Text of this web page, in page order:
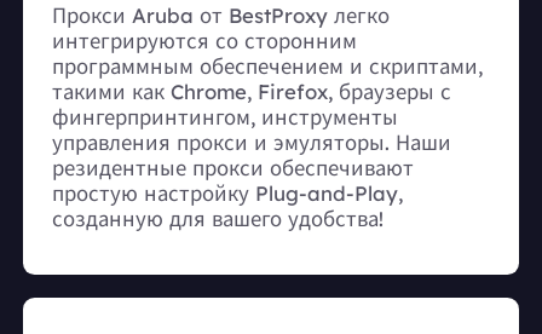
Прокси Aruba от BestProxy легко
интегрируются со сторонним
программным обеспечением и скриптами,
такими как Chrome, Firefox, браузеры с
фингерпринтингом, инструменты
управления прокси и эмуляторы. Наши
резидентные прокси обеспечивают
простую настройку Plug-and-Play,
созданную для вашего удобства!